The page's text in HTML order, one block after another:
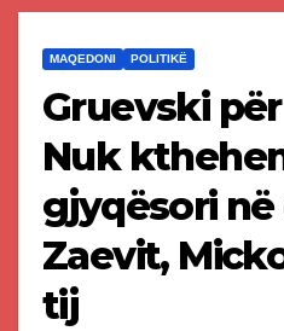
MAQEDONI POLITIKË
Gruevski
Nuk
gjyqësori
Zaevit,
tij